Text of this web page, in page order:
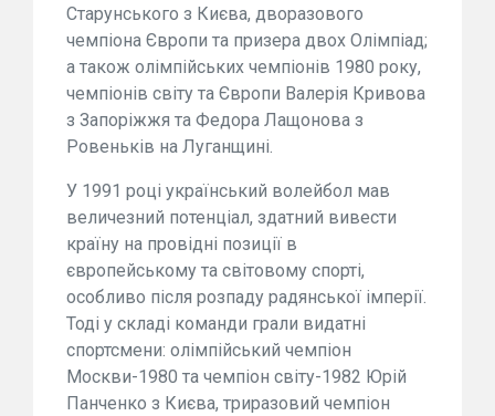
Старунського з Києва, дворазового
чемпіона Європи та призера двох Олімпіад;
а також олімпійських чемпіонів 1980 року,
чемпіонів світу та Європи Валерія Кривова
з Запоріжжя та Федора Лащонова з
Ровеньків на Луганщині.
У 1991 році український волейбол мав
величезний потенціал, здатний вивести
країну на провідні позиції в
європейському та світовому спорті,
особливо після розпаду радянської імперії.
Тоді у складі команди грали видатні
спортсмени: олімпійський чемпіон
Москви-1980 та чемпіон світу-1982 Юрій
Панченко з Києва, триразовий чемпіон